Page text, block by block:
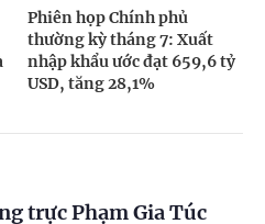
Phiên họp Chính phủ
thường kỳ tháng 7: Xuất
nhập khẩu ước đạt 659,6 tỷ
USD, tăng 28,1%
trực Phạm Gia Túc